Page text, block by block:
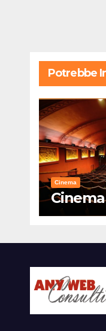
Potrebbe
Cinema